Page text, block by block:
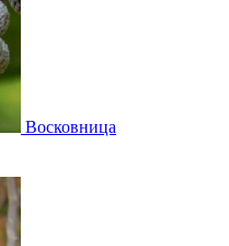
Восковница